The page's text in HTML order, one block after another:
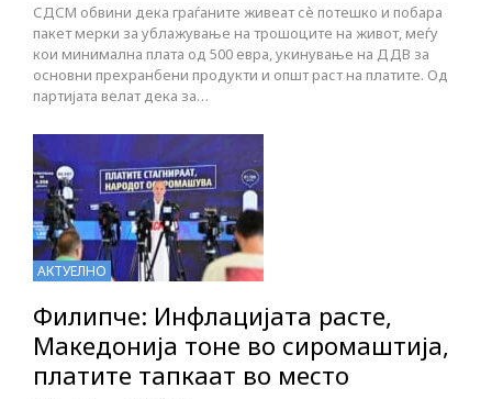
СДСМ обвини дека граѓаните живеат сè потешко и побара
пакет мерки за ублажување на трошоците на живот, меѓу
кои минимална плата од 500 евра, укинување на ДДВ за
основни прехранбени продукти и општ раст на платите. Од
партијата велат дека за…
АКТУЕЛНО
Филипче: Инфлацијата расте,
Македонија тоне во сиромаштија,
платите тапкаат во место